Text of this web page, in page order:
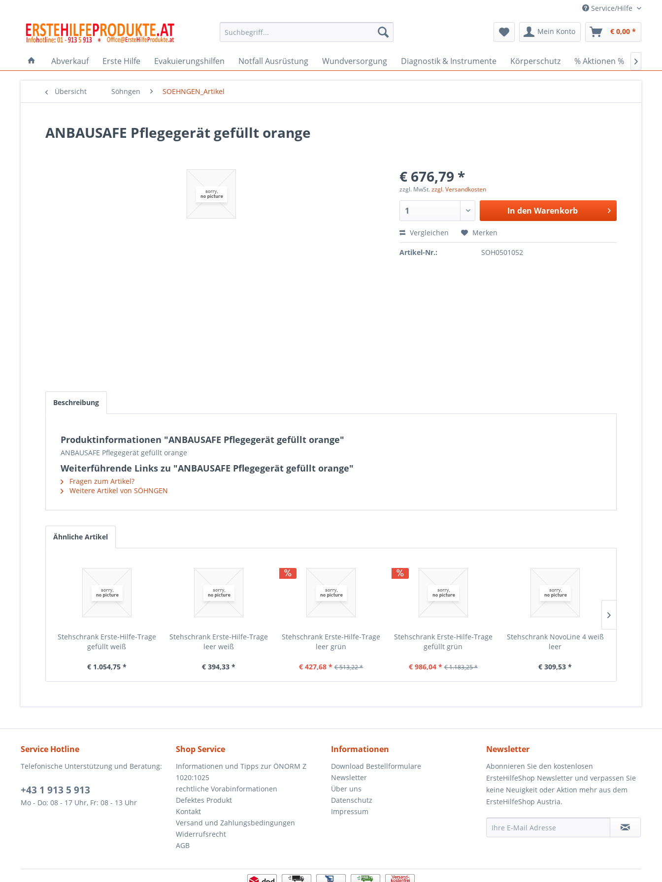
Service/Hilfe
Mein Konto € 0,00 *
Abverkauf Erste Hilfe Evakuierungshilfen Notfall Ausrüstung Wundversorgung Diagnostik & Instrumente Körperschutz % Aktionen % 
Übersicht Söhngen SOEHNGEN_Artikel
ANBAUSAFE Pflegegerät gefüllt orange
€ 676,79 *
zzgl. MwSt.zzgl. Versandkosten
In den Warenkorb
Vergleichen Merken
Artikel-Nr.: SOH0501052
Beschreibung
Produktinformationen "ANBAUSAFE Pflegegerät gefüllt orange"
ANBAUSAFE Pflegegerät gefüllt orange
Weiterführende Links zu "ANBAUSAFE Pflegegerät gefüllt orange"
Fragen zum Artikel?
Weitere Artikel von SÖHNGEN
Ähnliche Artikel
Stehschrank Erste-Hilfe-Trage
gefüllt weiß
€ 1.054,75 *
Stehschrank Erste-Hilfe-Trage
leer weiß
€ 394,33 *
Stehschrank Erste-Hilfe-Trage
leer grün
€ 427,68 * € 513,22 *
Stehschrank Erste-Hilfe-Trage
gefüllt grün
€ 986,04 * € 1.183,25 *
Stehschrank NovoLine 4 weiß
leer
€ 309,53 *
Service Hotline
Telefonische Unterstützung und Beratung:
+43 1 913 5 913
Mo - Do: 08 - 17 Uhr, Fr: 08 - 13 Uhr
Shop Service
Informationen und Tipps zur ÖNORM Z
1020:1025
rechtliche Vorabinformationen
Defektes Produkt
Kontakt
Versand und Zahlungsbedingungen
Widerrufsrecht
AGB
Informationen
Download Bestellformulare
Newsletter
Über uns
Datenschutz
Impressum
Newsletter
Abonnieren Sie den kostenlosen
ErsteHilfeShop Newsletter und verpassen Sie
keine Neuigkeit oder Aktion mehr aus dem
ErsteHilfeShop Austria.